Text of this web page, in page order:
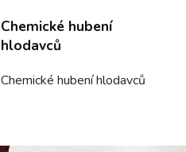
Chemické hubení
hlodavců
Chemické hubení hlodavců